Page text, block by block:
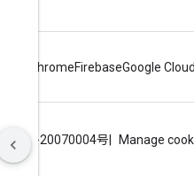
ChromeFirebaseGoogle
合字B2-20070004号 Manage